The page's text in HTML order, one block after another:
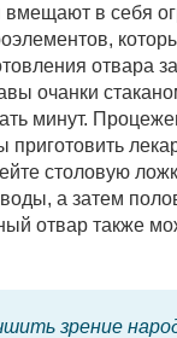
вмещают в себя
отвара
очанки
минут.
столовую
а затем
отвар также
зрение